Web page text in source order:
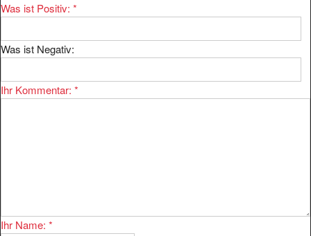
Was ist Positiv: *
Was ist Negativ:
Ihr Kommentar: *
Ihr Name: *